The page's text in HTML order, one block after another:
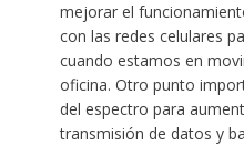
mejorar el
con las redes celulares
cuando estamos en
oficina. Otro punto
del espectro para
transmisión de datos y